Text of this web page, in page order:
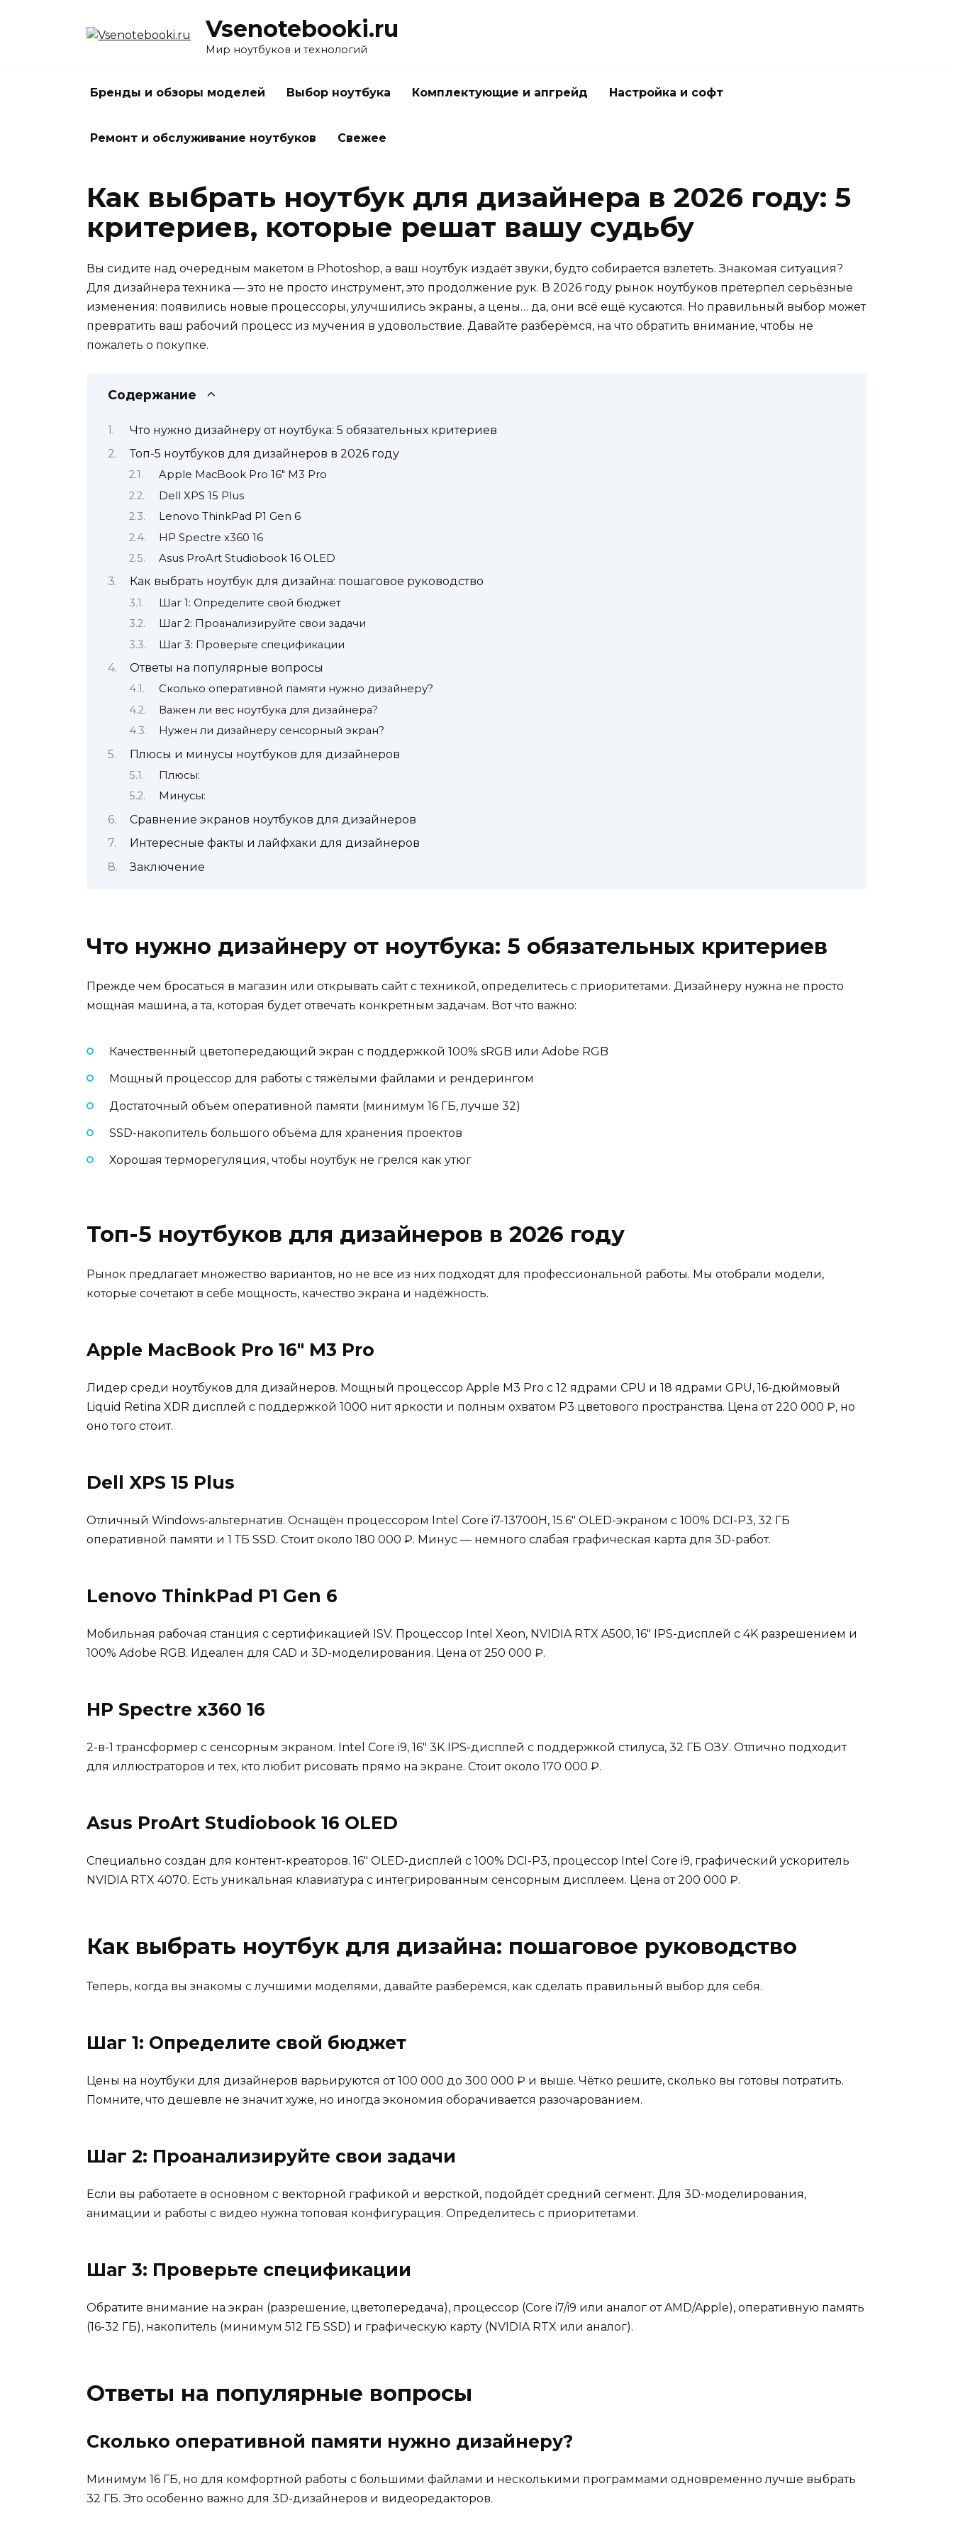
Vsenotebooki.ru
Мир ноутбуков и технологий
Бренды и обзоры моделей Выбор ноутбука Комплектующие и апгрейд Настройка и софт
Ремонт и обслуживание ноутбуков Свежее
Как выбрать ноутбук для дизайнера в 2026 году: 5
критериев, которые решат вашу судьбу
Вы сидите над очередным макетом в Photoshop, а ваш ноутбук издаёт звуки, будто собирается взлететь. Знакомая ситуация?
Для дизайнера техника — это не просто инструмент, это продолжение рук. В 2026 году рынок ноутбуков претерпел серьёзные
изменения: появились новые процессоры, улучшились экраны, а цены… да, они всё ещё кусаются. Но правильный выбор может
превратить ваш рабочий процесс из мучения в удовольствие. Давайте разберёмся, на что обратить внимание, чтобы не
пожалеть о покупке.
Содержание
Что нужно дизайнеру от ноутбука: 5 обязательных критериев
Топ-5 ноутбуков для дизайнеров в 2026 году
Apple MacBook Pro 16″ M3 Pro
Dell XPS 15 Plus
Lenovo ThinkPad P1 Gen 6
HP Spectre x360 16
Asus ProArt Studiobook 16 OLED
Как выбрать ноутбук для дизайна: пошаговое руководство
Шаг 1: Определите свой бюджет
Шаг 2: Проанализируйте свои задачи
Шаг 3: Проверьте спецификации
Ответы на популярные вопросы
Сколько оперативной памяти нужно дизайнеру?
Важен ли вес ноутбука для дизайнера?
Нужен ли дизайнеру сенсорный экран?
Плюсы и минусы ноутбуков для дизайнеров
Плюсы:
Минусы:
Сравнение экранов ноутбуков для дизайнеров
Интересные факты и лайфхаки для дизайнеров
Заключение
Что нужно дизайнеру от ноутбука: 5 обязательных критериев
Прежде чем бросаться в магазин или открывать сайт с техникой, определитесь с приоритетами. Дизайнеру нужна не просто
мощная машина, а та, которая будет отвечать конкретным задачам. Вот что важно:
Качественный цветопередающий экран с поддержкой 100% sRGB или Adobe RGB
Мощный процессор для работы с тяжёлыми файлами и рендерингом
Достаточный объём оперативной памяти (минимум 16 ГБ, лучше 32)
SSD-накопитель большого объёма для хранения проектов
Хорошая терморегуляция, чтобы ноутбук не грелся как утюг
Топ-5 ноутбуков для дизайнеров в 2026 году
Рынок предлагает множество вариантов, но не все из них подходят для профессиональной работы. Мы отобрали модели,
которые сочетают в себе мощность, качество экрана и надёжность.
Apple MacBook Pro 16″ M3 Pro
Лидер среди ноутбуков для дизайнеров. Мощный процессор Apple M3 Pro с 12 ядрами CPU и 18 ядрами GPU, 16-дюймовый
Liquid Retina XDR дисплей с поддержкой 1000 нит яркости и полным охватом P3 цветового пространства. Цена от 220 000 ₽, но
оно того стоит.
Dell XPS 15 Plus
Отличный Windows-альтернатив. Оснащён процессором Intel Core i7-13700H, 15.6″ OLED-экраном с 100% DCI-P3, 32 ГБ
оперативной памяти и 1 ТБ SSD. Стоит около 180 000 ₽. Минус — немного слабая графическая карта для 3D-работ.
Lenovo ThinkPad P1 Gen 6
Мобильная рабочая станция с сертификацией ISV. Процессор Intel Xeon, NVIDIA RTX A500, 16″ IPS-дисплей с 4K разрешением и
100% Adobe RGB. Идеален для CAD и 3D-моделирования. Цена от 250 000 ₽.
HP Spectre x360 16
2-в-1 трансформер с сенсорным экраном. Intel Core i9, 16″ 3K IPS-дисплей с поддержкой стилуса, 32 ГБ ОЗУ. Отлично подходит
для иллюстраторов и тех, кто любит рисовать прямо на экране. Стоит около 170 000 ₽.
Asus ProArt Studiobook 16 OLED
Специально создан для контент-креаторов. 16″ OLED-дисплей с 100% DCI-P3, процессор Intel Core i9, графический ускоритель
NVIDIA RTX 4070. Есть уникальная клавиатура с интегрированным сенсорным дисплеем. Цена от 200 000 ₽.
Как выбрать ноутбук для дизайна: пошаговое руководство
Теперь, когда вы знакомы с лучшими моделями, давайте разберёмся, как сделать правильный выбор для себя.
Шаг 1: Определите свой бюджет
Цены на ноутбуки для дизайнеров варьируются от 100 000 до 300 000 ₽ и выше. Чётко решите, сколько вы готовы потратить.
Помните, что дешевле не значит хуже, но иногда экономия оборачивается разочарованием.
Шаг 2: Проанализируйте свои задачи
Если вы работаете в основном с векторной графикой и версткой, подойдёт средний сегмент. Для 3D-моделирования,
анимации и работы с видео нужна топовая конфигурация. Определитесь с приоритетами.
Шаг 3: Проверьте спецификации
Обратите внимание на экран (разрешение, цветопередача), процессор (Core i7/i9 или аналог от AMD/Apple), оперативную память
(16-32 ГБ), накопитель (минимум 512 ГБ SSD) и графическую карту (NVIDIA RTX или аналог).
Ответы на популярные вопросы
Сколько оперативной памяти нужно дизайнеру?
Минимум 16 ГБ, но для комфортной работы с большими файлами и несколькими программами одновременно лучше выбрать
32 ГБ. Это особенно важно для 3D-дизайнеров и видеоредакторов.